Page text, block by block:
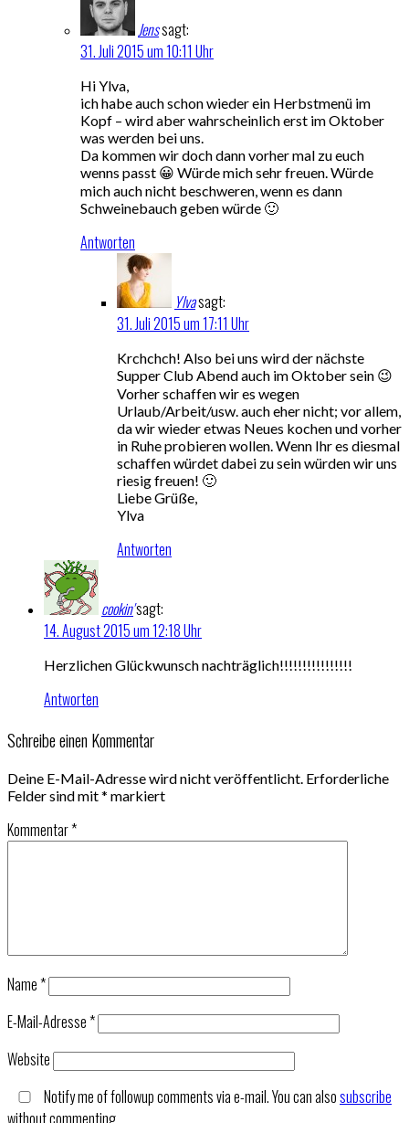
Jenssagt:
31. Juli 2015 um 10:11 Uhr
Hi Ylva,
ich habe auch schon wieder ein Herbstmenü im
Kopf – wird aber wahrscheinlich erst im Oktober
was werden bei uns.
Da kommen wir doch dann vorher mal zu euch
wenns passt 😀 Würde mich sehr freuen. Würde
mich auch nicht beschweren, wenn es dann
Schweinebauch geben würde 🙂
Antworten
Ylvasagt:
31. Juli 2015 um 17:11 Uhr
Krchchch! Also bei uns wird der nächste
Supper Club Abend auch im Oktober sein 😉
Vorher schaffen wir es wegen
Urlaub/Arbeit/usw. auch eher nicht; vor allem,
da wir wieder etwas Neues kochen und vorher
in Ruhe probieren wollen. Wenn Ihr es diesmal
schaffen würdet dabei zu sein würden wir uns
riesig freuen! 🙂
Liebe Grüße,
Ylva
Antworten
cookin'sagt:
14. August 2015 um 12:18 Uhr
Herzlichen Glückwunsch nachträglich!!!!!!!!!!!!!!!!
Antworten
Schreibe einen Kommentar
Deine E-Mail-Adresse wird nicht veröffentlicht. Erforderliche
Felder sind mit* markiert
Kommentar*
Name*
E-Mail-Adresse*
Website
Notify me of followup comments via e-mail. You can alsosubscribe
without commenting.